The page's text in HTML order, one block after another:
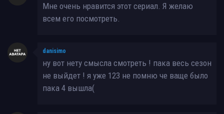
Мне очень нравится этот сериал. Я желаю
всем его посмотреть.
danisimo
ну вот нету смысла смотреть ! пака весь сезон
не выйдет ! я уже 123 не помню че ваще было
пака 4 вышла(